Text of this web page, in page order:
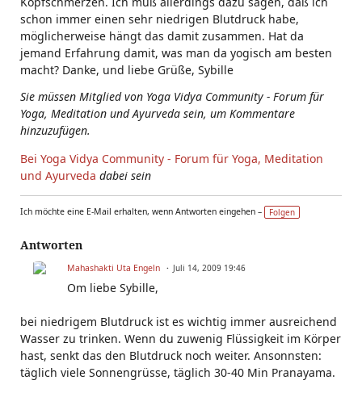
schon immer einen sehr niedrigen Blutdruck habe,
möglicherweise hängt das damit zusammen. Hat da
jemand Erfahrung damit, was man da yogisch am besten
macht? Danke, und liebe Grüße, Sybille
Sie müssen Mitglied von Yoga Vidya Community - Forum für
Yoga, Meditation und Ayurveda sein, um Kommentare
hinzuzufügen.
Bei Yoga Vidya Community - Forum für Yoga, Meditation
und Ayurveda dabei sein
Ich möchte eine E-Mail erhalten, wenn Antworten eingehen – Folgen
Antworten
Mahashakti Uta Engeln Juli 14, 2009 19:46
Om liebe Sybille,
bei niedrigem Blutdruck ist es wichtig immer ausreichend
Wasser zu trinken. Wenn du zuwenig Flüssigkeit im Körper
hast, senkt das den Blutdruck noch weiter. Ansonnsten:
täglich viele Sonnengrüsse, täglich 30-40 Min Pranayama.